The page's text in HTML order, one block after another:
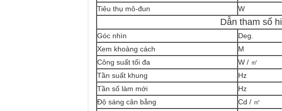
Tiêu thụ mô-đun
W
Dẫn tham số
Góc nhìn Deg.
Xem khoảng cách
M
Công suất tối đa
W / ㎡
Tần suất khung
Hz
Tần số làm mới
Hz
Độ sáng cân bằng
Cd / ㎡